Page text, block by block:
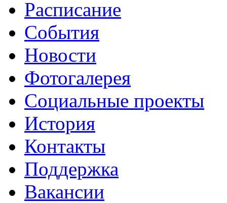
Расписание
События
Новости
Фотогалерея
Социальные проекты
История
Контакты
Поддержка
Вакансии